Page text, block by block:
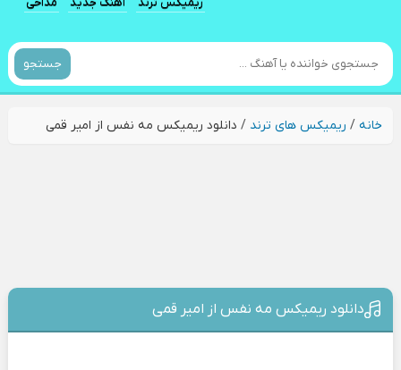
جستجو
خانه/ ریمیکس های ترند / دانلود ریمیکس مه نفس از امیر قمی
دانلود ریمیکس مه نفس از امیر قمی